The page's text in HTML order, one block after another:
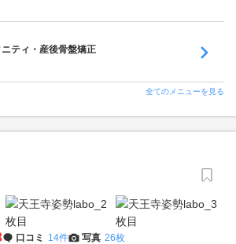
ティ・産後骨盤矯正
全てのメニューを見る
口コミ 14件 写真 26枚